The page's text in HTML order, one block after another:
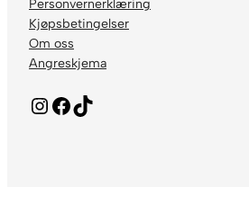
Personvernerklæring
Kjøpsbetingelser
Om oss
Angreskjema
Instagram Facebook TikTok